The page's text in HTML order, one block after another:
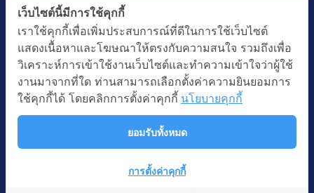
อาคารพาณิชย์ ตึกแถว
ที่ดินเปล่า
อพาร์ทเม้นท์ หอพัก
ออฟฟิต สำนักงาน
โรงงาน โกดัง
โรงแรม รีสอร์ท
บางนา รามคำแหง 2
ปทุมธานี รังสิต ลำลูกกา
นนทบุรี บางใหญ่ บางบัวทอง
พระราม 9
อ่อนนุช ปุณณวิถี
รัชดาภิเษก ห้วยขวาง
ห้าแยกลาดพร้าว
ทำเล BTS ยอดนิยม
BTS ทองหล่อ
BTS เอกมัย
BTS พร้อมพงษ์
BTS อ่อนนุช
ทำเล MRT ยอดนิยม
MRT เพชรบุรี
MRT พระราม 9
MRT พหลโยธิน
คำค้นยอดนิยม
บ้านมือสอง
นโยบายการใช้คุกกี้
สงวนลิขสิทธิ โดยบริษัท บางกอก แอสเซท อินเตอร์กรุ๊ป จำกัด (มหาชน).
เว็บไซต์นี้มีการใช้คุกกี้
เราใช้คุกกี้เพื่อเพิ่มประสบการณ์ที่ดีในการใช้เว็บไซต์
แสดงเนื้อหาและโฆษณาให้ตรงกับความสนใจ รวมถึงเพื่อ
วิเคราะห์การเข้าใช้งานเว็บไซต์และทำความเข้าใจว่าผู้ใช้
งานมาจากที่ใด ท่านสามารถเลือกตั้งค่าความยินยอมการ
ใช้คุกกี้ได้ โดยคลิกการตั้งค่าคุกกี้ นโยบายคุกกี้
ยอมรับทั้งหมด
การตั้งค่าคุกกี้